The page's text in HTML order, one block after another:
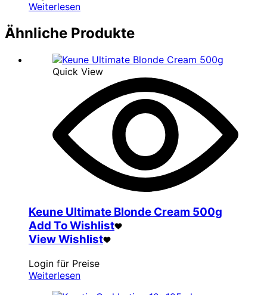
Weiterlesen
Ähnliche Produkte
Quick View
Keune Ultimate Blonde Cream 500g
Add To Wishlist
View Wishlist
Login für Preise
Weiterlesen